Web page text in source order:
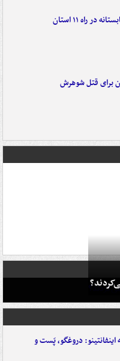
در راه ۱۱ استان
برای قتل شوهرش
اینفانتینو: دروغگو، پَست‌ و